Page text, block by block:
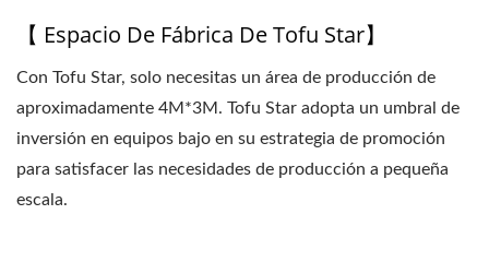
MÁQUINA DE CARNE
VEGANA, LÍNEA DE
PRODUCCIÓN DE
CARNE VEGANA,
MAQUINARIA Y EQUIPO
【 Espacio De Fábrica De Tofu Star】
Con Tofu Star, solo necesitas un área de producción de
aproximadamente 4M*3M. Tofu Star adopta un umbral de
inversión en equipos bajo en su estrategia de promoción
para satisfacer las necesidades de producción a pequeña
escala.